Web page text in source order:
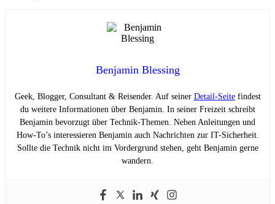
Benjamin Blessing
Geek, Blogger, Consultant & Reisender. Auf seiner Detail-Seitefindest
du weitere Informationen über Benjamin. In seiner Freizeit schreibt
Benjamin bevorzugt über Technik-Themen. Neben Anleitungen und
How-To’s interessieren Benjamin auch Nachrichten zur IT-Sicherheit.
Sollte die Technik nicht im Vordergrund stehen, geht Benjamin gerne
wandern.